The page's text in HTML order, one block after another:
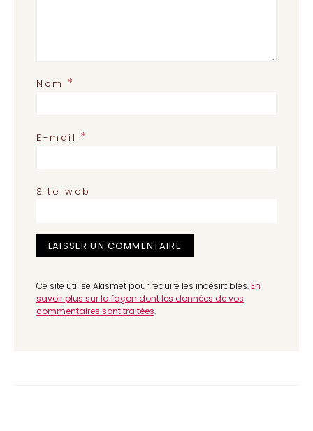
Nom*
E-mail*
Site web
Ce site utilise Akismet pour réduire les indésirables.En
savoir plus sur la façon dont les données de vos
commentaires sont traitées.